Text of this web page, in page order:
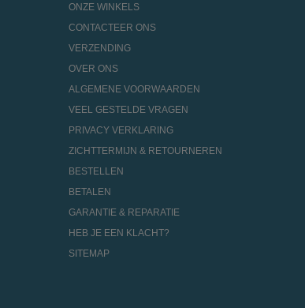
ONZE WINKELS
CONTACTEER ONS
VERZENDING
OVER ONS
ALGEMENE VOORWAARDEN
VEEL GESTELDE VRAGEN
PRIVACY VERKLARING
ZICHTTERMIJN & RETOURNEREN
BESTELLEN
BETALEN
GARANTIE & REPARATIE
HEB JE EEN KLACHT?
SITEMAP